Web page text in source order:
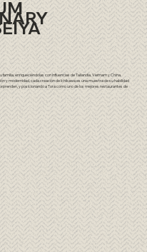
enriqueciéndolas con influencias de Tailandia, Vietnam y China.
y modernidad, cada creación de Ichikawa es una muestra de su habilidad
y posicionando a Tora como uno de los mejores restaurantes de